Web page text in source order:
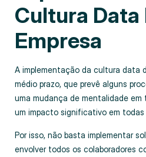
Cultura Data
Empresa
A implementação da cultura data
médio prazo, que prevê alguns
uma mudança de mentalidade
um impacto significativo em todas
Por isso, não basta implementar
envolver todos os colaboradores